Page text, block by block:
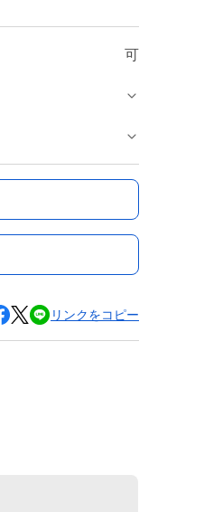
可
リンクをコピー